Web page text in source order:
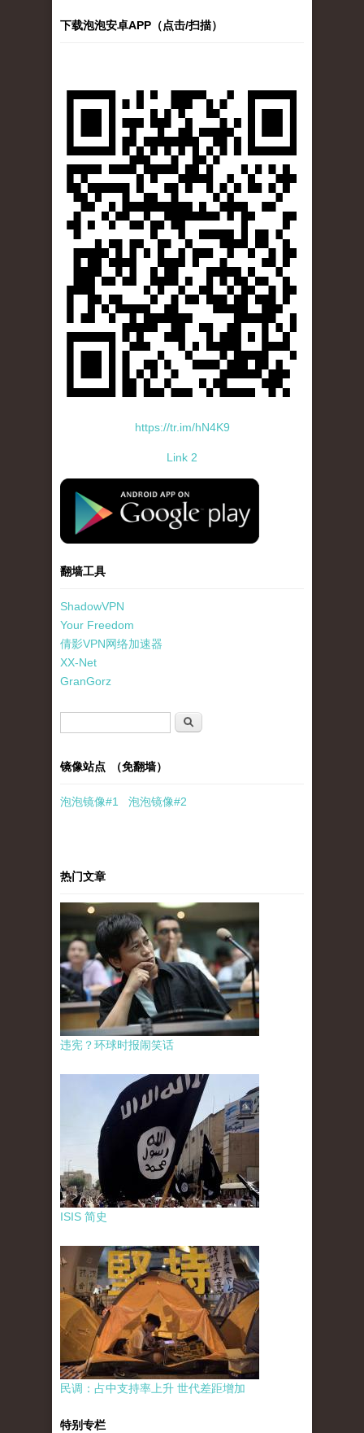
下载泡泡安卓APP（点击/扫描）
https://tr.im/hN4K9
Link 2
standard-icon-googleplay-app-store.png
翻墙工具
ShadowVPN
Your Freedom
倩影VPN网络加速器
XX-Net
GranGorz
搜索
镜像站点 （免翻墙）
泡泡镜像#1 泡泡镜像#2
热门文章
违宪？环球时报闹笑话
ISIS 简史
民调：占中支持率上升 世代差距增加
特别专栏